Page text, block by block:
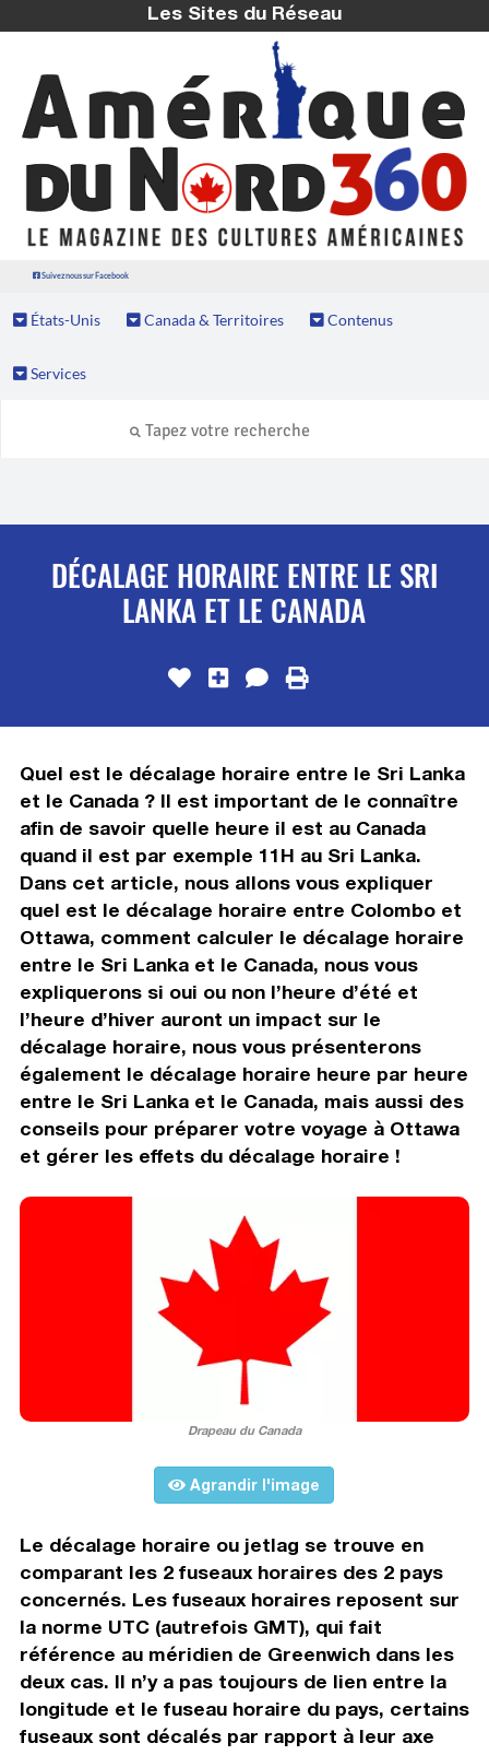
Les Sites du Réseau
Suivez nous sur Facebook
États-Unis Canada & Territoires Contenus
Services
DÉCALAGE HORAIRE ENTRE LE SRI
LANKA ET LE CANADA
Quel est le décalage horaire entre le Sri Lanka
et le Canada ? Il est important de le connaître
afin de savoir quelle heure il est au Canada
quand il est par exemple 11H au Sri Lanka.
Dans cet article, nous allons vous expliquer
quel est le décalage horaire entre Colombo et
Ottawa, comment calculer le décalage horaire
entre le Sri Lanka et le Canada, nous vous
expliquerons si oui ou non l’heure d’été et
l’heure d’hiver auront un impact sur le
décalage horaire, nous vous présenterons
également le décalage horaire heure par heure
entre le Sri Lanka et le Canada, mais aussi des
conseils pour préparer votre voyage à Ottawa
et gérer les effets du décalage horaire !
Drapeau du Canada
Agrandir l'image
Le décalage horaire ou jetlag se trouve en
comparant les 2 fuseaux horaires des 2 pays
concernés. Les fuseaux horaires reposent sur
la norme UTC (autrefois GMT), qui fait
référence au méridien de Greenwich dans les
deux cas. Il n’y a pas toujours de lien entre la
longitude et le fuseau horaire du pays, certains
fuseaux sont décalés par rapport à leur axe